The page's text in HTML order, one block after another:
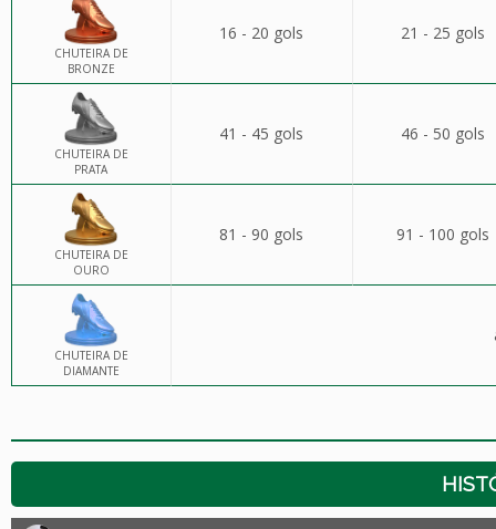
CHUTEIRA DE
BRONZE
16 - 20 gols 21 - 25 gols
CHUTEIRA DE
PRATA
41 - 45 gols 46 - 50 gols
CHUTEIRA DE
OURO
81 - 90 gols 91 - 100 gols
CHUTEIRA DE
DIAMANTE